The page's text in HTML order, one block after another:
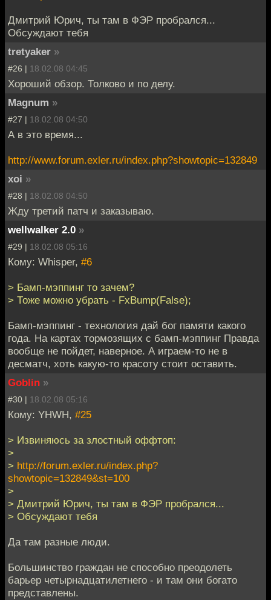
Дмитрий Юрич, ты там в ФЭР пробрался...
Обсуждают тебя
tretyaker »
#26 | 18.02.08 04:45
Хороший обзор. Толково и по делу.
Magnum »
#27 | 18.02.08 04:50
А в это время...
http://www.forum.exler.ru/index.php?showtopic=132849
xoi »
#28 | 18.02.08 04:50
Жду третий патч и заказываю.
wellwalker 2.0 »
#29 | 18.02.08 05:16
Кому: Whisper, #6
> Бамп-мэппинг то зачем?
> Тоже можно убрать - FxBump(False);
Бамп-мэппинг - технология дай бог памяти какого
года. На картах тормозящих с бамп-мэппинг Правда
вообще не пойдет, наверное. А играем-то не в
десматч, хоть какую-то красоту стоит оставить.
Goblin »
#30 | 18.02.08 05:16
Кому: YHWH, #25
> Извиняюсь за злостный оффтоп:
>
> http://forum.exler.ru/index.php?
showtopic=132849&st=100
>
> Дмитрий Юрич, ты там в ФЭР пробрался...
> Обсуждают тебя
Да там разные люди.
Большинство граждан не способно преодолеть
барьер четырнадцатилетнего - и там они богато
представлены.